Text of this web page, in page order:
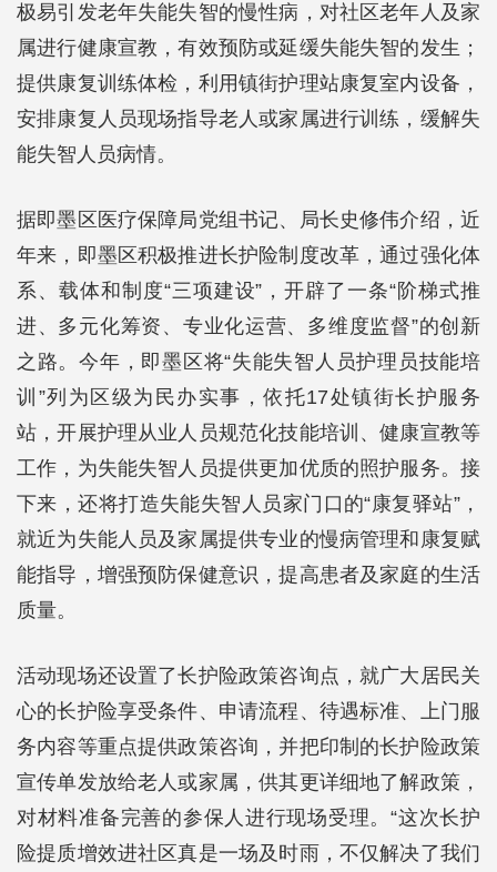
极易引发老年失能失智的慢性病，对社区老年人及家
属进行健康宣教，有效预防或延缓失能失智的发生；
提供康复训练体检，利用镇街护理站康复室内设备，
安排康复人员现场指导老人或家属进行训练，缓解失
能失智人员病情。
据即墨区医疗保障局党组书记、局长史修伟介绍，近
年来，即墨区积极推进长护险制度改革，通过强化体
系、载体和制度“三项建设”，开辟了一条“阶梯式推
进、多元化筹资、专业化运营、多维度监督”的创新
之路。今年，即墨区将“失能失智人员护理员技能培
训”列为区级为民办实事，依托17处镇街长护服务
站，开展护理从业人员规范化技能培训、健康宣教等
工作，为失能失智人员提供更加优质的照护服务。接
下来，还将打造失能失智人员家门口的“康复驿站”，
就近为失能人员及家属提供专业的慢病管理和康复赋
能指导，增强预防保健意识，提高患者及家庭的生活
质量。
活动现场还设置了长护险政策咨询点，就广大居民关
心的长护险享受条件、申请流程、待遇标准、上门服
务内容等重点提供政策咨询，并把印制的长护险政策
宣传单发放给老人或家属，供其更详细地了解政策，
对材料准备完善的参保人进行现场受理。“这次长护
险提质增效进社区真是一场及时雨，不仅解决了我们